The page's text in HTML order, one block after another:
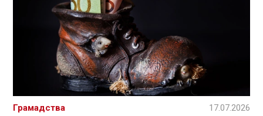
Грамадства 17.07.2026